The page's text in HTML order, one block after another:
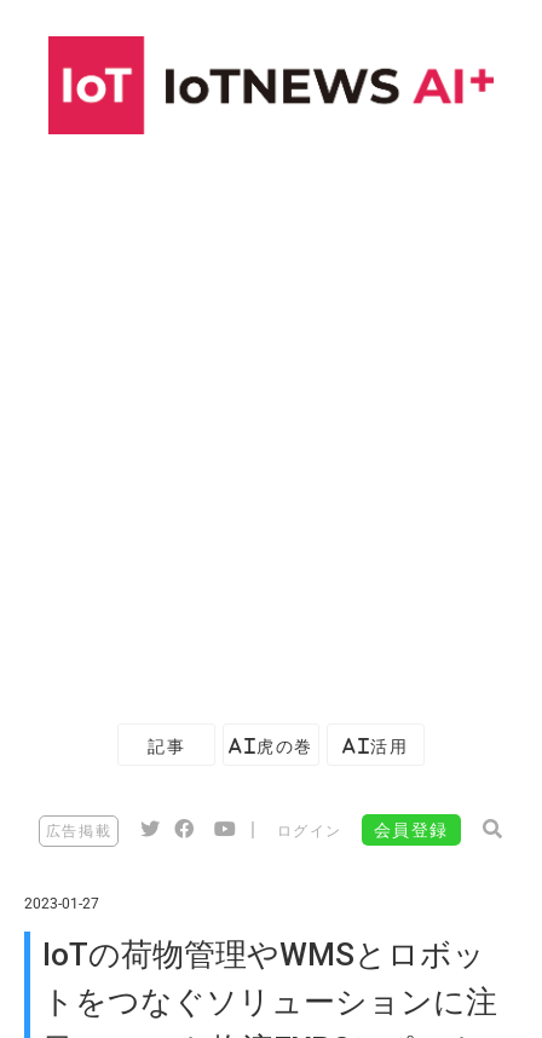
記事 AI虎の巻 AI活用
広告掲載 ログイン 会員登録
2023-01-27
IoTの荷物管理やWMSとロボッ
トをつなぐソリューションに注